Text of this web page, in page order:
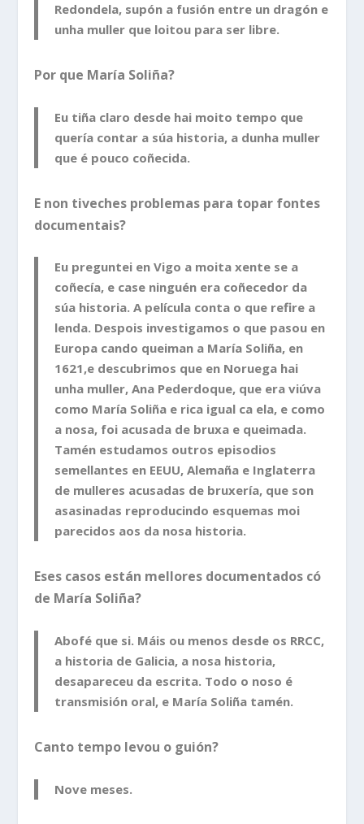
Redondela, supón a fusión entre un dragón e
unha muller que loitou para ser libre.
Por que María Soliña?
Eu tiña claro desde hai moito tempo que
quería contar a súa historia, a dunha muller
que é pouco coñecida.
E non tiveches problemas para topar fontes
documentais?
Eu preguntei en Vigo a moita xente se a
coñecía, e case ninguén era coñecedor da
súa historia. A película conta o que refire a
lenda. Despois investigamos o que pasou en
Europa cando queiman a María Soliña, en
1621,e descubrimos que en Noruega hai
unha muller, Ana Pederdoque, que era viúva
como María Soliña e rica igual ca ela, e como
a nosa, foi acusada de bruxa e queimada.
Tamén estudamos outros episodios
semellantes en EEUU, Alemaña e Inglaterra
de mulleres acusadas de bruxería, que son
asasinadas reproducindo esquemas moi
parecidos aos da nosa historia.
Eses casos están mellores documentados có
de María Soliña?
Abofé que si. Máis ou menos desde os RRCC,
a historia de Galicia, a nosa historia,
desapareceu da escrita. Todo o noso é
transmisión oral, e María Soliña tamén.
Canto tempo levou o guión?
Nove meses.